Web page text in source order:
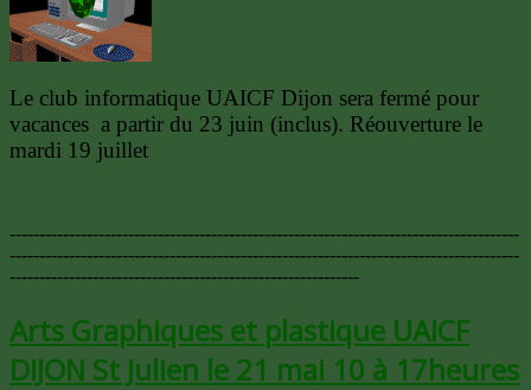
Le club informatique UAICF Dijon sera fermé pour
vacances a partir du 23 juin (inclus). Réouverture le
mardi 19 juillet
--------------------------------------------------------------------------------------
--------------------------------------------------------------------------------------
-----------------------------------------------------------
Arts Graphiques et plastique UAICF
DIJON St Julien le 21 mai 10 à 17heures